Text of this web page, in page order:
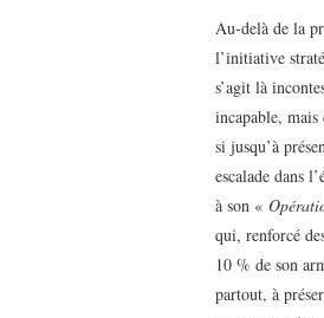
Au-delà de la
l’initiative
s’agit là
incapable,
si jusqu’à
escalade dans
à son «
qui, renforcé
10 % de son
partout, à